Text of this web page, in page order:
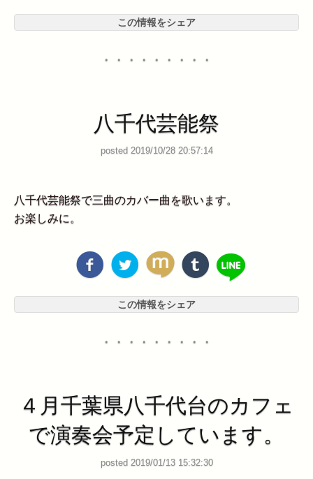
この情報をシェア
・・・・・・・・・
八千代芸能祭
posted 2019/10/28 20:57:14
八千代芸能祭で三曲のカバー曲を歌います。
お楽しみに。
この情報をシェア
・・・・・・・・・
４月千葉県八千代台のカフェ
で演奏会予定しています。
posted 2019/01/13 15:32:30